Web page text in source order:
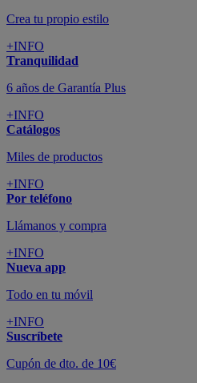
Crea tu propio estilo
+INFO
Tranquilidad
6 años de Garantía Plus
+INFO
Catálogos
Miles de productos
+INFO
Por teléfono
Llámanos y compra
+INFO
Nueva app
Todo en tu móvil
+INFO
Suscríbete
Cupón de dto. de 10€